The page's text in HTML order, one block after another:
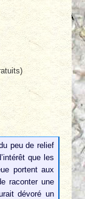
peu de relief
que les
portent aux
raconter une
dévoré un